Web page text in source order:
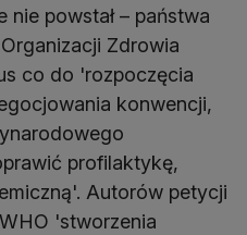
powstał – państwa
Zdrowia
co do 'rozpoczęcia
konwencji,
profilaktykę,
Autorów petycji
'stworzenia